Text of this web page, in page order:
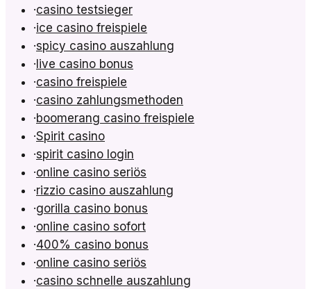
·casino testsieger
·ice casino freispiele
·spicy casino auszahlung
· live casino bonus
·casino freispiele
·casino zahlungsmethoden
·boomerang casino freispiele
·Spirit casino
·spirit casino login
·online casino seriös
·rizzio casino auszahlung
·gorilla casino bonus
·online casino sofort
·400% casino bonus
·online casino seriös
·casino schnelle auszahlung